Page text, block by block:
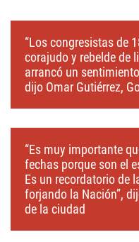
“Los congresistas de
corajudo y rebelde de
arrancó un
dijo Omar Gutiérrez,
“Es muy importante
fechas porque son el
Es un recordatorio de
forjando la Nación”,
de la ciudad